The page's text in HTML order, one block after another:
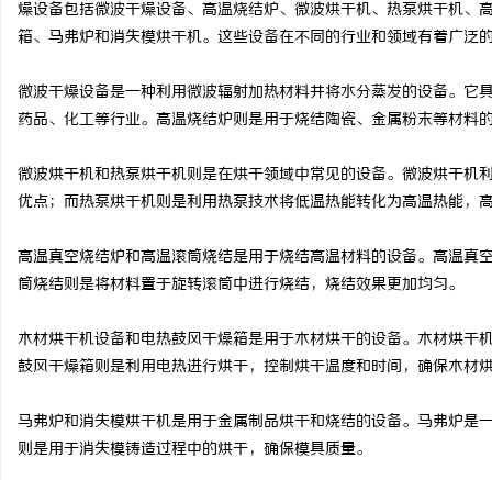
燥设备包括微波干燥设备、高温烧结炉、微波烘干机、热泵烘干机
箱、马弗炉和消失模烘干机。这些设备在不同的行业和领域有着广泛
微波干燥设备是一种利用微波辐射加热材料并将水分蒸发的设备。
药品、化工等行业。高温烧结炉则是用于烧结陶瓷、金属粉末等材料
微波烘干机和热泵烘干机则是在烘干领域中常见的设备。微波烘干
优点；而热泵烘干机则是利用热泵技术将低温热能转化为高温热能，
高温真空烧结炉和高温滚筒烧结是用于烧结高温材料的设备。高温
筒烧结则是将材料置于旋转滚筒中进行烧结，烧结效果更加均匀。
木材烘干机设备和电热鼓风干燥箱是用于木材烘干的设备。木材烘
鼓风干燥箱则是利用电热进行烘干，控制烘干温度和时间，确保木材
马弗炉和消失模烘干机是用于金属制品烘干和烧结的设备。马弗炉
则是用于消失模铸造过程中的烘干，确保模具质量。330FE20耐磨改性颗粒